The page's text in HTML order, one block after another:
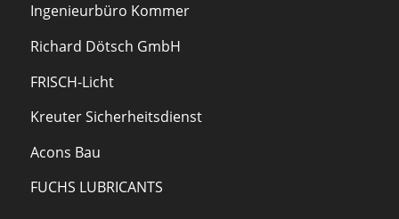
Ingenieurbüro Kommer
Richard Dötsch GmbH
FRISCH-Licht
Kreuter Sicherheitsdienst
Acons Bau
FUCHS LUBRICANTS